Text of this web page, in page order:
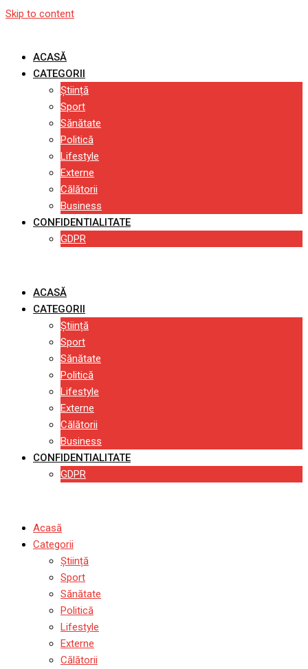
Skip to content
ACASĂ
CATEGORII
Știință
Sport
Sănătate
Politică
Lifestyle
Externe
Călătorii
Business
CONFIDENTIALITATE
GDPR
ACASĂ
CATEGORII
Știință
Sport
Sănătate
Politică
Lifestyle
Externe
Călătorii
Business
CONFIDENTIALITATE
GDPR
Acasă
Categorii
Știință
Sport
Sănătate
Politică
Lifestyle
Externe
Călătorii